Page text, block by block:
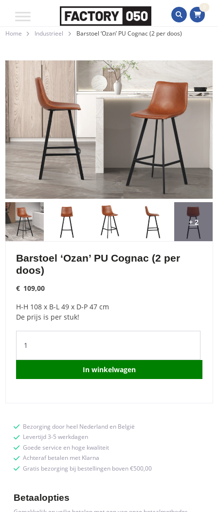
0
Home Industrieel Barstoel ‘Ozan’ PU Cognac (2 per doos)
+ 2
Barstoel ‘Ozan’ PU Cognac (2 per
doos)
€ 109,00
H-H 108 x B-L 49 x D-P 47 cm
De prijs is per stuk!
'Ozan'
In winkelwagen
Bezorging door heel Nederland en België
Levertijd 3-5 werkdagen
Goede service en hoge kwaliteit
Achteraf betalen met Klarna
Gratis bezorging bij bestellingen boven €500,00
Betaalopties